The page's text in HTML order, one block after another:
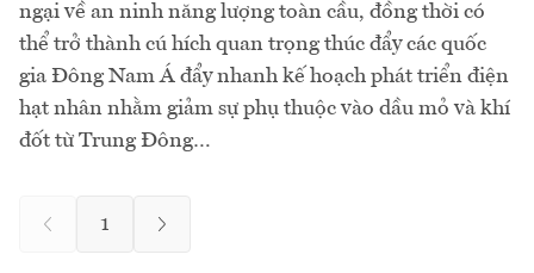
ngại về an ninh năng lượng toàn cầu, đồng thời có
thể trở thành cú hích quan trọng thúc đẩy các quốc
gia Đông Nam Á đẩy nhanh kế hoạch phát triển điện
hạt nhân nhằm giảm sự phụ thuộc vào dầu mỏ và khí
đốt từ Trung Đông…
1